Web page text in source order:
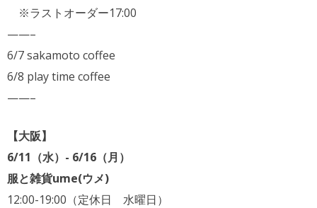
※ラストオーダー17:00
——–
6/7 sakamoto coffee
6/8 play time coffee
——–
【大阪】
6/11（水）- 6/16（月）
服と雑貨ume(ウメ)
12:00-19:00（定休日 水曜日）